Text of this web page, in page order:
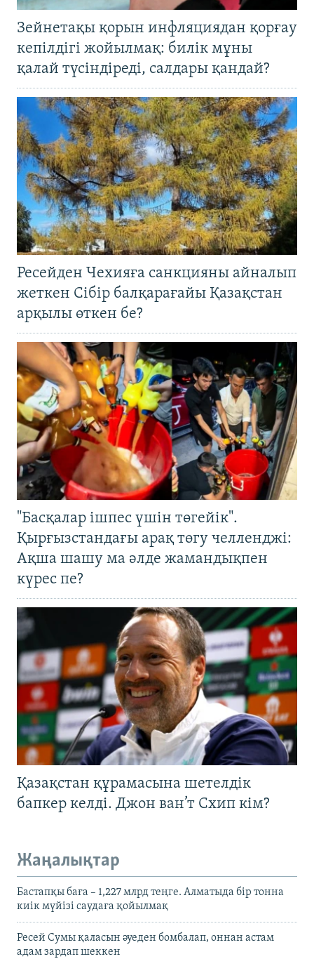
Зейнетақы қорын инфляциядан қорғау
кепілдігі жойылмақ: билік мұны
қалай түсіндіреді, салдары қандай?
Ресейден Чехияға санкцияны айналып
жеткен Сібір балқарағайы Қазақстан
арқылы өткен бе?
"Басқалар ішпес үшін төгейік".
Қырғызстандағы арақ төгу челленджі:
Ақша шашу ма әлде жамандықпен
күрес пе?
Қазақстан құрамасына шетелдік
бапкер келді. Джон ван’т Схип кім?
Жаңалықтар
Бастапқы баға – 1,227 млрд теңге. Алматыда бір тонна
киік мүйізі саудаға қойылмақ
Ресей Сумы қаласын әуеден бомбалап, оннан астам
адам зардап шеккен